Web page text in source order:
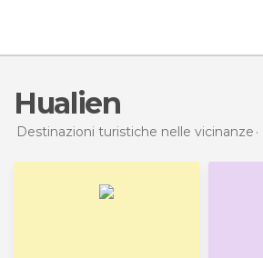
Hualien
Destinazioni turistiche nelle vicinanze